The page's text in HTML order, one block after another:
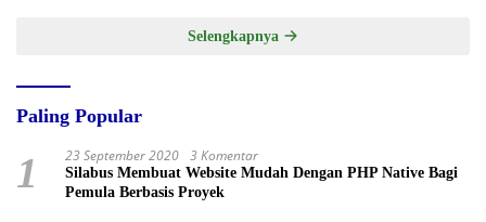
Selengkapnya
Paling Popular
1 23 September 2020 3 Komentar
Silabus Membuat Website Mudah Dengan PHP Native Bagi
Pemula Berbasis Proyek